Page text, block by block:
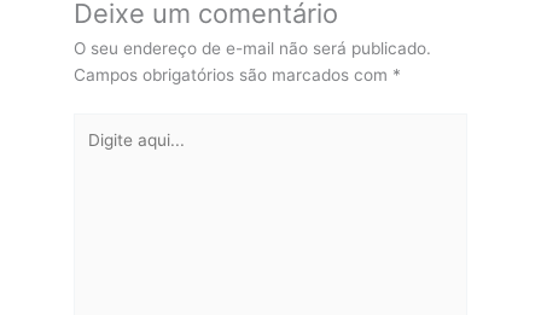
Deixe um comentário
O seu endereço de e-mail não será publicado.
Campos obrigatórios são marcados com *
aqui...